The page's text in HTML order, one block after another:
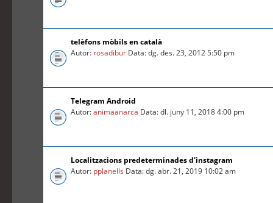
telèfons mòbils en català
Autor: rosadibur Data: dg. des. 23, 2012 5:50 pm
Telegram Android
Autor:animaanarca Data: dl. juny 11, 2018 4:00 pm
Localitzacions predeterminades d'instagram
Autor: pplanells Data: dg. abr. 21, 2019 10:02 am